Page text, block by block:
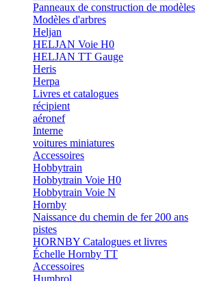
Panneaux de construction de modèles
Modèles d'arbres
Heljan
HELJAN Voie H0
HELJAN TT Gauge
Heris
Herpa
Livres et catalogues
récipient
aéronef
Interne
voitures miniatures
Accessoires
Hobbytrain
Hobbytrain Voie H0
Hobbytrain Voie N
Hornby
Naissance du chemin de fer 200 ans
pistes
HORNBY Catalogues et livres
Échelle Hornby TT
Accessoires
Humbrol